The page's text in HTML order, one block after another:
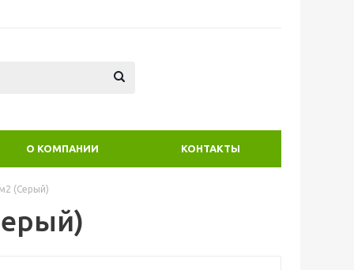
О КОМПАНИИ КОНТАКТЫ
(Серый)